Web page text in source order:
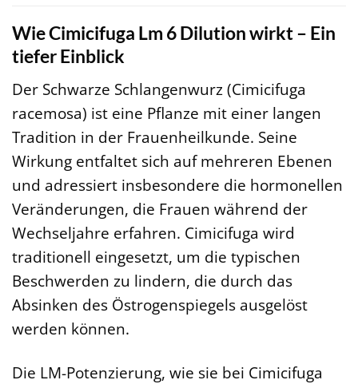
Wie Cimicifuga Lm 6 Dilution wirkt – Ein
tiefer Einblick
Der Schwarze Schlangenwurz (Cimicifuga
racemosa) ist eine Pflanze mit einer langen
Tradition in der Frauenheilkunde. Seine
Wirkung entfaltet sich auf mehreren Ebenen
und adressiert insbesondere die hormonellen
Veränderungen, die Frauen während der
Wechseljahre erfahren. Cimicifuga wird
traditionell eingesetzt, um die typischen
Beschwerden zu lindern, die durch das
Absinken des Östrogenspiegels ausgelöst
werden können.
Die LM-Potenzierung, wie sie bei Cimicifuga